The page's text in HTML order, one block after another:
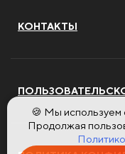
КОНТАКТЫ
🍪 Мы используем
Продолжая